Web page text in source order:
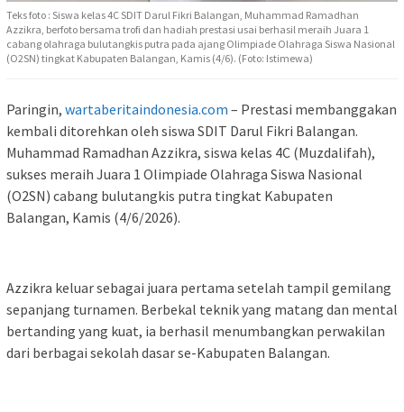
Teks foto : Siswa kelas 4C SDIT Darul Fikri Balangan, Muhammad Ramadhan
Azzikra, berfoto bersama trofi dan hadiah prestasi usai berhasil meraih Juara 1
cabang olahraga bulutangkis putra pada ajang Olimpiade Olahraga Siswa Nasional
(O2SN) tingkat Kabupaten Balangan, Kamis (4/6). (Foto: Istimewa)
Paringin, wartaberitaindonesia.com – Prestasi membanggakan
kembali ditorehkan oleh siswa SDIT Darul Fikri Balangan.
Muhammad Ramadhan Azzikra, siswa kelas 4C (Muzdalifah),
sukses meraih Juara 1 Olimpiade Olahraga Siswa Nasional
(O2SN) cabang bulutangkis putra tingkat Kabupaten
Balangan, Kamis (4/6/2026).
Azzikra keluar sebagai juara pertama setelah tampil gemilang
sepanjang turnamen. Berbekal teknik yang matang dan mental
bertanding yang kuat, ia berhasil menumbangkan perwakilan
dari berbagai sekolah dasar se-Kabupaten Balangan.